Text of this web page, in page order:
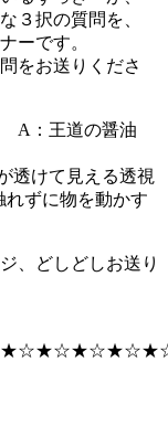
３択の質問を、
ーです。
をお送りくださ
A：王道の醤油
けて見える透視
ずに物を動かす
、どしどしお送り